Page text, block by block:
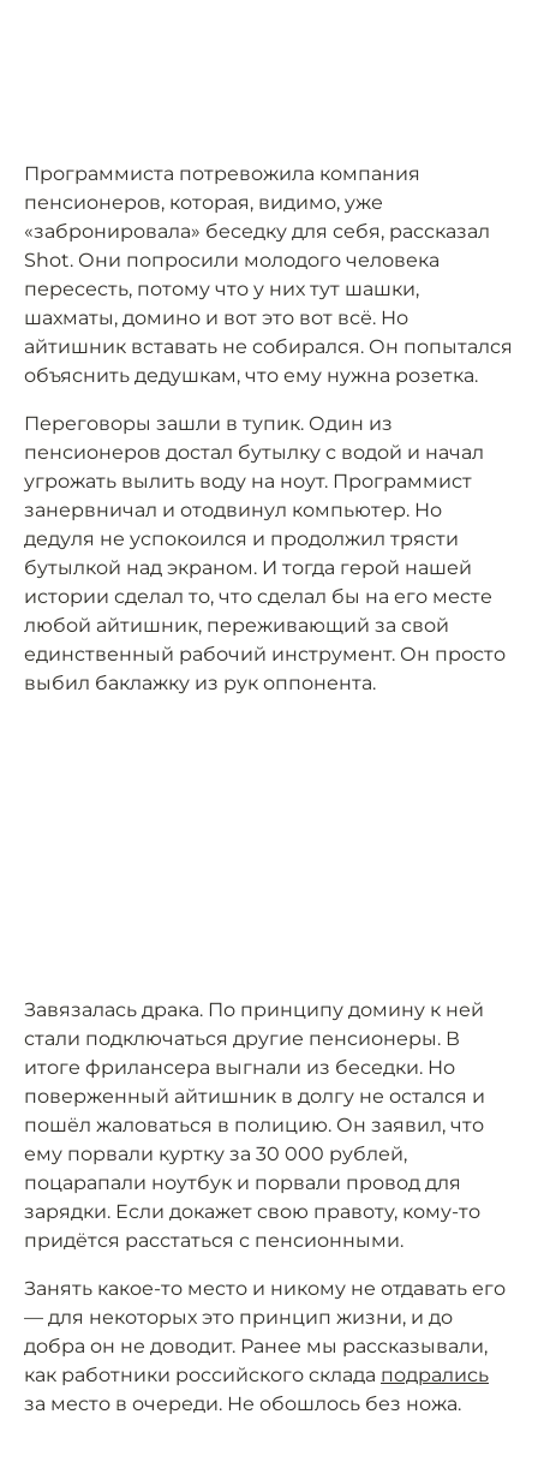
Программиста потревожила компания
пенсионеров, которая, видимо, уже
«забронировала» беседку для себя, рассказал
Shot. Они попросили молодого человека
пересесть, потому что у них тут шашки,
шахматы, домино и вот это вот всё. Но
айтишник вставать не собирался. Он попытался
объяснить дедушкам, что ему нужна розетка.
Переговоры зашли в тупик. Один из
пенсионеров достал бутылку с водой и начал
угрожать вылить воду на ноут. Программист
занервничал и отодвинул компьютер. Но
дедуля не успокоился и продолжил трясти
бутылкой над экраном. И тогда герой нашей
истории сделал то, что сделал бы на его месте
любой айтишник, переживающий за свой
единственный рабочий инструмент. Он просто
выбил баклажку из рук оппонента.
Завязалась драка. По принципу домину к ней
стали подключаться другие пенсионеры. В
итоге фрилансера выгнали из беседки. Но
поверженный айтишник в долгу не остался и
пошёл жаловаться в полицию. Он заявил, что
ему порвали куртку за 30 000 рублей,
поцарапали ноутбук и порвали провод для
зарядки. Если докажет свою правоту, кому-то
придётся расстаться с пенсионными.
Занять какое-то место и никому не отдавать его
— для некоторых это принцип жизни, и до
добра он не доводит. Ранее мы рассказывали,
как работники российского склада подрались
за место в очереди. Не обошлось без ножа.